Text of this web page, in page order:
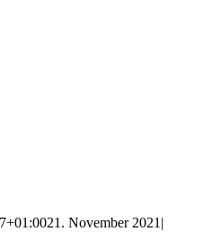
21. November 2021|